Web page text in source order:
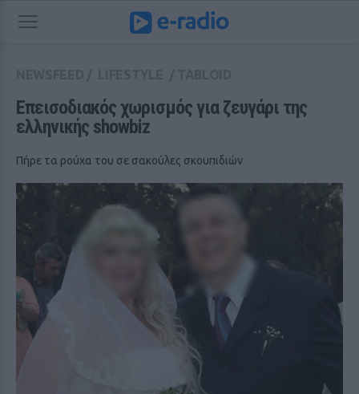
Επεισοδιακός χωρισμός για ζευγάρι της
ελληνικής showbiz
Πήρε τα ρούχα του σε σακούλες σκουπιδιών